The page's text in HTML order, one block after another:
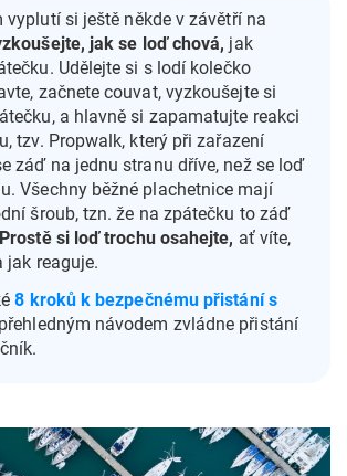
vyplutí si ještě někde v závětří na
jak se loď chová, jak
Udělejte si s lodí kolečko
začnete couvat, vyzkoušejte si
a hlavně si zapamatujte reakci
tzv. Propwalk, který při zařazení
záď na jednu stranu dříve, než se loď
Všechny běžné plachetnice mají
šroub, tzn. že na zpátečku to záď
Prostě si loď trochu osahejte, ať víte,
jak reaguje.
8 kroků k bezpečnému přistání s
návodem zvládne přistání